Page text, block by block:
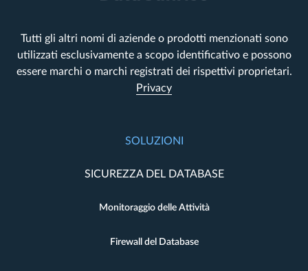
Tutti gli altri nomi di aziende o prodotti menzionati sono
utilizzati esclusivamente a scopo identificativo e possono
essere marchi o marchi registrati dei rispettivi proprietari.
Privacy
SOLUZIONI
SICUREZZA DEL DATABASE
Monitoraggio delle Attività
Firewall del Database